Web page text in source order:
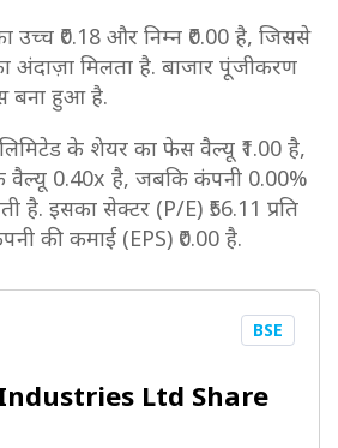
उच्च ₹0.18 और निम्न ₹0.00 है, जिससे
अंदाज़ा मिलता है. बाजार पूंजीकरण
बना हुआ है.
लिमिटेड के शेयर का फेस वैल्यू ₹1.00 है,
वैल्यू 0.40x है, जबकि कंपनी 0.00%
है. इसका सेक्टर (P/E) ₹56.11 प्रति
की कमाई (EPS) ₹0.00 है.
Ltd Share
BSE